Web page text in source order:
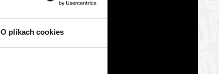
O plikach cookies